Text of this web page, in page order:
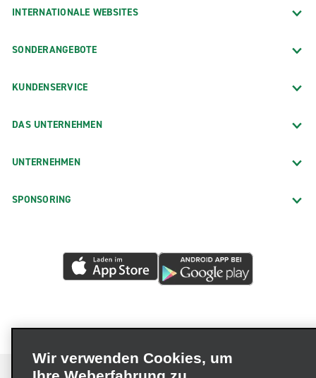
INTERNATIONALE WEBSITES
SONDERANGEBOTE
KUNDENSERVICE
DAS UNTERNEHMEN
UNTERNEHMEN
SPONSORING
Wir verwenden Cookies, um